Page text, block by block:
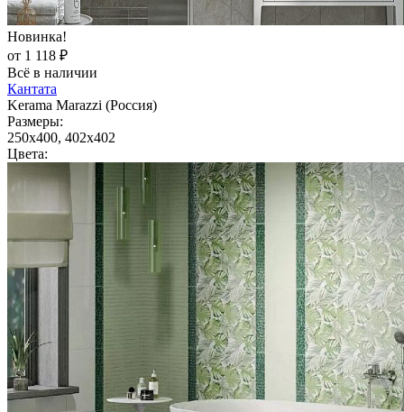
Новинка!
от 1 118 ₽
Всё в наличии
Кантата
Kerama Marazzi (Россия)
Размеры:
250x400, 402x402
Цвета: